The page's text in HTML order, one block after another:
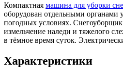
Компактная машина для уборки
оборудован отдельными органами
погодных условиях.
измельчение наледи и тяжелого
в тёмное время суток.
Характеристики